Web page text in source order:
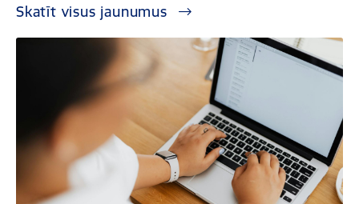
Skatīt visus jaunumus